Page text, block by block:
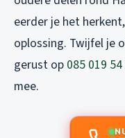
eerder je het
oplossing. Twijfel je
gerust op 085 019
mee.